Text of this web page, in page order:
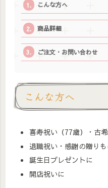
こんな方へ
商品詳細
ご注文・お問い合わせ
こんな方へ
喜寿祝い（77歳）・古
退職祝い・感謝の贈り
誕生日プレゼントに
開店祝いに